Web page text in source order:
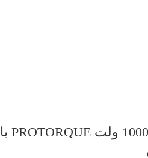
اچار ترکمتر عایق برق 1000 ولت PROTORQUE با